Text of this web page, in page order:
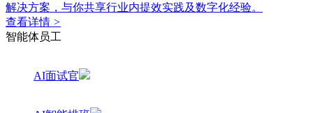
解决方案，与你共享行业内提效实践及数字化经验。
查看详情 >
智能体员工
AI面试官